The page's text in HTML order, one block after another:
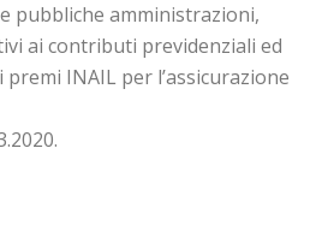
pubbliche amministrazioni,
ai contributi previdenziali ed
INAIL per l’assicurazione